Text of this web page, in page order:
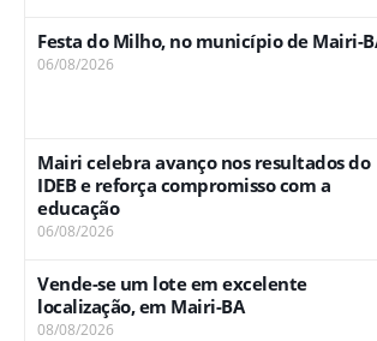
Festa do Milho, no município de Mairi-
06/08/2026
Mairi celebra avanço nos resultados do
IDEB e reforça compromisso com a
educação
06/08/2026
Vende-se um lote em excelente
localização, em Mairi-BA
08/08/2026